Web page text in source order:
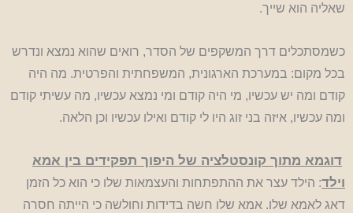
שאליה הוא שייך.
כשמסתכלים דרך המשקפים של הסדר, רואים שהוא נמצא ונדרש
בכל מקום: במערכת הארגונית, המשפחתית והפרטית. מה היה
קודם ומה יש עכשיו, מי היה קודם ומי נמצא עכשיו, מה עשיתי קודם
ומה עכשיו, איזה בני זוג היו לי קודם ואילו עכשיו וכן הלאה.
דוגמא מתוך קונסטלציה של היפוך תפקידים בין אמא
וילד: הילד עצר את ההתפתחות והעצמאות שלו כי הוא כל הזמן
דאג לאמא שלו. אמא שלו חשה בדידות וחולשה כי הייתה חסרה